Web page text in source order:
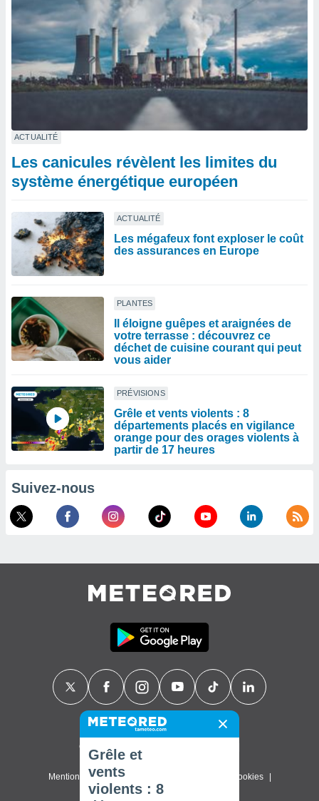
ACTUALITÉ
Les canicules révèlent les limites du
système énergétique européen
ACTUALITÉ
Les mégafeux font exploser le coût
des assurances en Europe
PLANTES
Il éloigne guêpes et araignées de
votre terrasse : découvrez ce
déchet de cuisine courant qui peut
vous aider
PRÉVISIONS
Grêle et vents violents : 8
départements placés en vigilance
orange pour des orages violents à
partir de 17 heures
Suivez-nous
Contact
Mentions légales & Conditions d'utilisation Cookies
Grêle et
vents
violents : 8